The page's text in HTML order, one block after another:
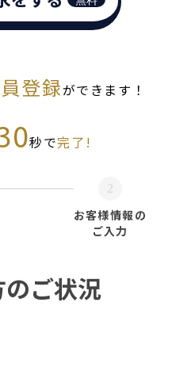
登録ができます！
秒で完了!
2
お客様情報の
ご入力
ご状況